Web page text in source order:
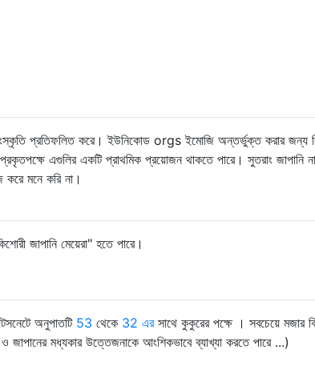
সংস্কৃতি প্রতিফলিত করে। ইউনিকোড orgs ইমোজি অন্তর্ভুক্ত করার জন্য
এগুলির একটি প্রাথমিক প্রয়োজন থাকতে পারে। সুতরাং জাপানি
করে মনে করি না।
জাপানি মেয়েরা" হতে পারে।
অনুপাতটি 53 থেকে 32 এরসাথে কুকুরের পক্ষে । সবচেয়ে মজার
মধ্যকার উত্তেজনাকে আংশিকভাবে ব্যাখ্যা করতে পারে ...)